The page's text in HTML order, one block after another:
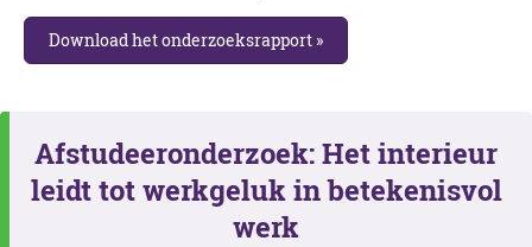
Download het onderzoeksrapport »
Afstudeeronderzoek: Het interieur
leidt tot werkgeluk in betekenisvol
werk